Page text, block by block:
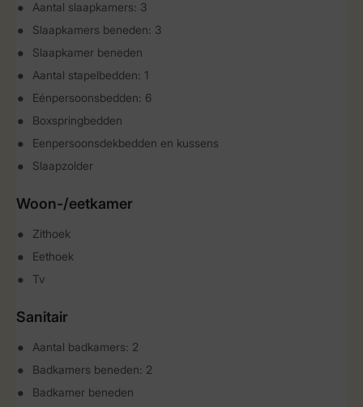
Aantal slaapkamers: 3
Slaapkamers beneden: 3
Slaapkamer beneden
Aantal stapelbedden: 1
Eénpersoonsbedden: 6
Boxspringbedden
Eenpersoonsdekbedden en kussens
Slaapzolder
Woon-/eetkamer
Zithoek
Eethoek
Tv
Sanitair
Aantal badkamers: 2
Badkamers beneden: 2
Badkamer beneden